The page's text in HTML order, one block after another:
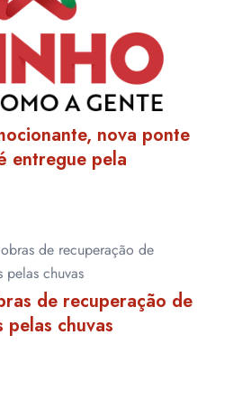
nova ponte
entregue pela
de recuperação de
chuvas